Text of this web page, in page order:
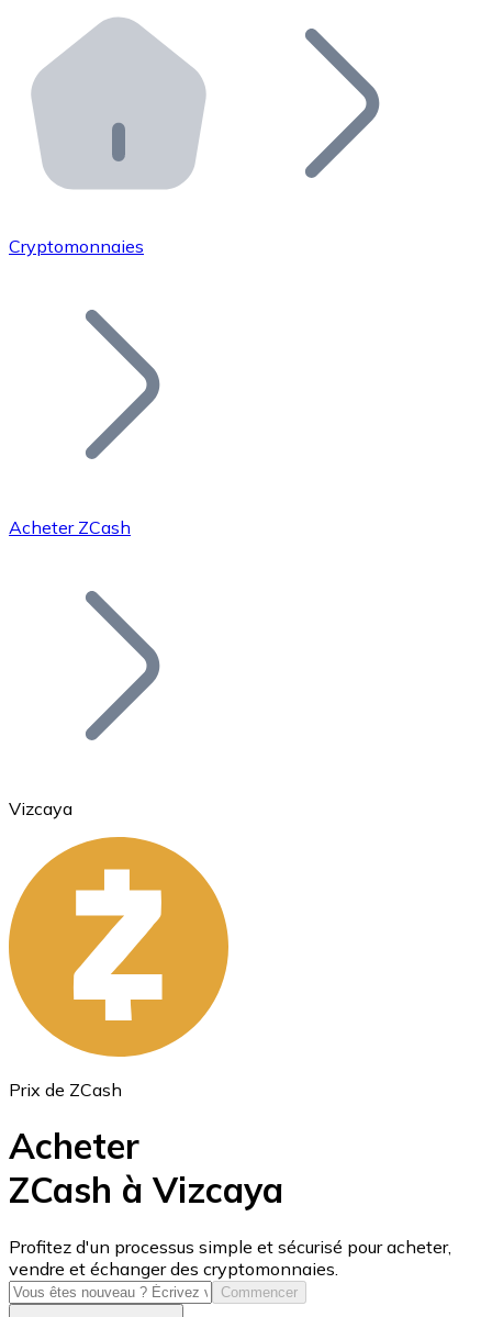
Distributeurs automatiques Bitnovo
Intégrez un ATM Bitnovo dans votre entreprise et
API Bitnovo
Intégrez notre API dans votre écosystème.
Rejoignez notre réseau de distributeurs et
Ajoutez le token de votre projet à notre service
Bitcoin
Ethereum
ETH
USD Coin
USDC
Cryptomonnaies
Acheter ZCash
Vizcaya
Prix de ZCash
Acheter
ZCash à Vizcaya
Profitez d'un processus simple et sécurisé pour acheter,
vendre et échanger des cryptomonnaies.
Commencer